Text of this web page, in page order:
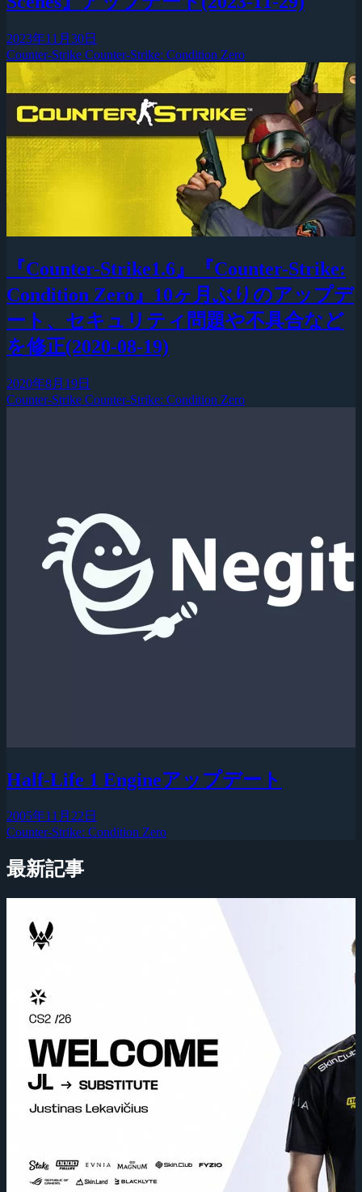
2023年11月30日
Counter-Strike Counter-Strike: Condition Zero
『Counter-Strike1.6』『Counter-Strike:
Condition Zero』10ヶ月ぶりのアップデ
ート、セキュリティ問題や不具合など
を修正(2020-08-19)
2020年8月19日
Counter-Strike Counter-Strike: Condition Zero
Half-Life 1 Engineアップデート
2005年11月22日
Counter-Strike: Condition Zero
最新記事